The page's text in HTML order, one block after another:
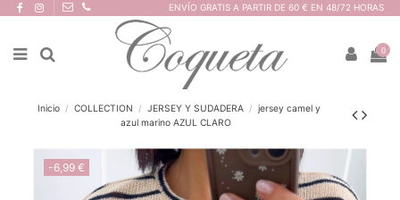
ENVÍO GRATIS A PARTIR DE 60 € EN 48/72 HORAS
0
Inicio COLLECTION JERSEY Y SUDADERA
jersey camel y
azul marino AZUL CLARO
-6,99 €